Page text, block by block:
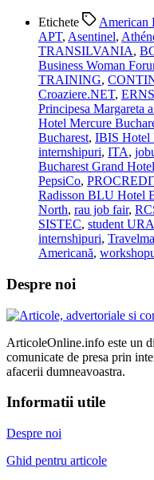
Etichete American
APT, Asentinel,
TRANSILVANIA,
Business Woman
TRAINING,
Croaziere.NET,
Principesa Margareta
Hotel Mercure
Bucharest, IBIS Hotel
internshipuri, ITA,
Bucharest Grand Hotel
PepsiCo,
Radisson BLU Hotel
North, rau job fair,
SISTEC, student URA
internshipuri,
Americană,
Despre noi
ArticoleOnline.info este un
comunicate de presa prin
afacerii dumneavoastra.
Informatii utile
Despre noi
Ghid pentru articole